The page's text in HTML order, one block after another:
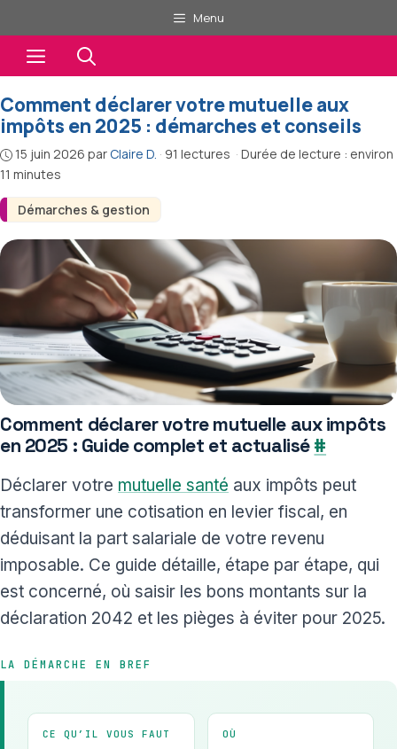
au
contenu
Menu
Menu
Démarches & gestion
Comment déclarer votre mutuelle aux
impôts en 2025 : démarches et conseils
15 juin 2026 par Claire D. · 91 lectures · Durée de lecture : environ
11 minutes
Comment déclarer votre mutuelle aux impôts
en 2025 : Guide complet et actualisé#
Déclarer votre mutuelle santé aux impôts peut
transformer une cotisation en levier fiscal, en
déduisant la part salariale de votre revenu
imposable. Ce guide détaille, étape par étape, qui
est concerné, où saisir les bons montants sur la
déclaration 2042 et les pièges à éviter pour 2025.
LA DÉMARCHE EN BREF
CE QU’IL VOUS FAUT OÙ